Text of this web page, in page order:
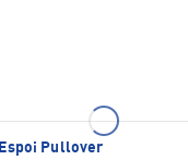
Espoi Pullover